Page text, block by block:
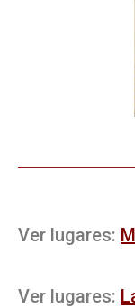
Ver lugares:
Ver lugares: